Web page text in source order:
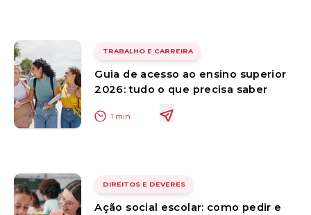
TRABALHO E CARREIRA
Guia de acesso ao ensino superior
2026: tudo o que precisa saber
1 min
DIREITOS E DEVERES
Ação social escolar: como pedir e